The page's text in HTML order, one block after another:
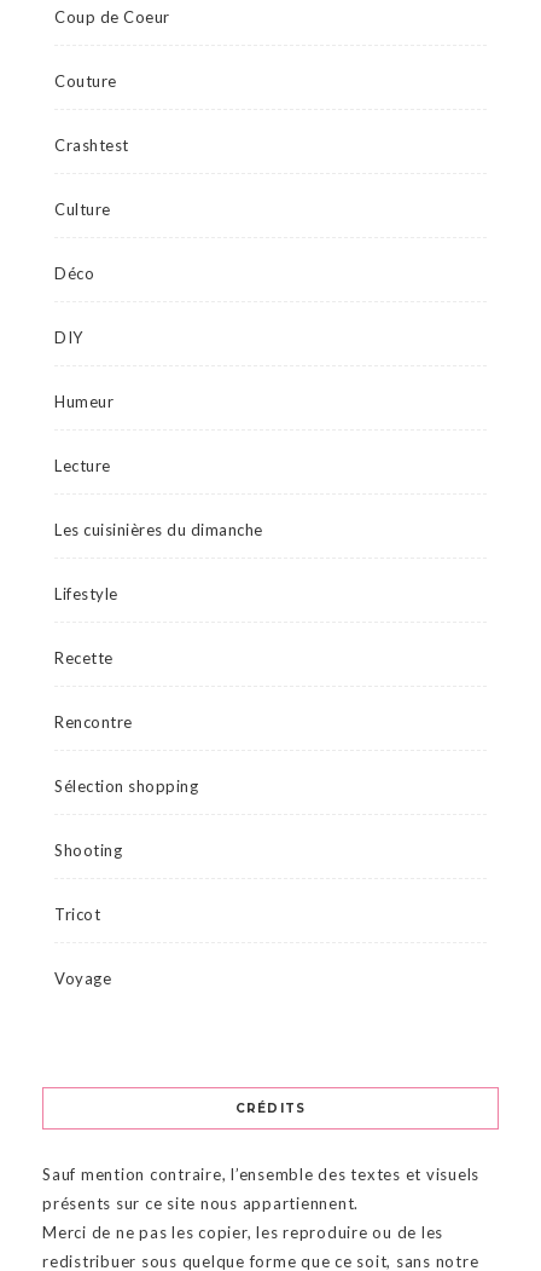
Coup de Coeur
Couture
Crashtest
Culture
Déco
DIY
Humeur
Lecture
Les cuisinières du dimanche
Lifestyle
Recette
Rencontre
Sélection shopping
Shooting
Tricot
Voyage
CRÉDITS
Sauf mention contraire, l’ensemble des textes et visuels
présents sur ce site nous appartiennent.
Merci de ne pas les copier, les reproduire ou de les
redistribuer sous quelque forme que ce soit, sans notre